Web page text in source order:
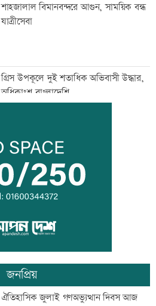
শাহজালাল বিমানবন্দরে আগুন, সাময়িক বন্ধ
যাত্রীসেবা
গ্রিস উপকূলে দুই শতাধিক অভিবাসী উদ্ধার,
অধিকাংশ বাংলাদেশি
অস্থির বাজারে আজ স্বর্ণের ভরি কত
মেয়েদের আপত্তিকর ছবি তুলে বয়ফ্রেন্ডকে
পাঠাতেন ইবি ছাত্রী
যুবদল নেতার মরদেহ উদ্ধার
জনপ্রিয়
ঐতিহাসিক জুলাই গণঅভ্যুত্থান দিবস আজ